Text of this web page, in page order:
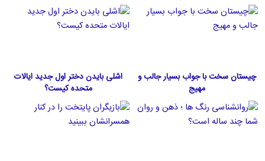
چیستان سخت با جواب بسیار جالب و
مهیج
اشلی بایدن دختر اول جدید ایالات
متحده كيست؟